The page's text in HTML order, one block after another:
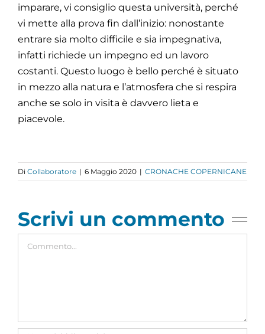
imparare, vi consiglio questa università, perché
vi mette alla prova fin dall’inizio: nonostante
entrare sia molto difficile e sia impegnativa,
infatti richiede un impegno ed un lavoro
costanti. Questo luogo è bello perché è situato
in mezzo alla natura e l’atmosfera che si respira
anche se solo in visita è davvero lieta e
piacevole.
Di Collaboratore | 6 Maggio 2020 | CRONACHE COPERNICANE
Scrivi un commento